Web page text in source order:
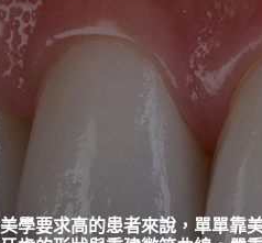
學要求高的患者來說，單單靠